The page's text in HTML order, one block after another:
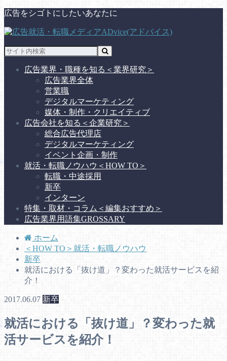
広告をシゴトにしたいあなたに
広告業界・職種を知る ＜業界研究＞
広告業界全体
営業職
デジタルマーケティング
媒体・制作・クリエイティブ
広告会社を知る ＜企業研究＞
総合広告代理店
デジタルマーケティング
イベント企画・制作
就活・転職ノウハウ ＜HOW TO＞
転職・中途採用
新卒
インターン
特集・取材・コラム ＜編集おすすめ＞
広告業界用語集GROSSARY
ホーム
＜HOW TO＞就活・転職ノウハウ
新卒
就活における「抜け道」？変わった就活サービスを紹
介！
2017.06.07 新卒
就活における「抜け道」？変わった就
活サービスを紹介！